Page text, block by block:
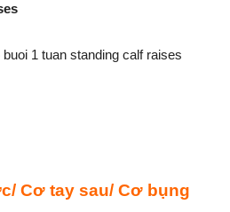
Cơ tay sau/ Cơ bụng